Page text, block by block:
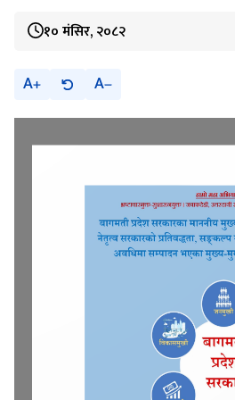
१० मंसिर, २०८२
A A